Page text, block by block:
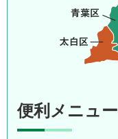
便利メニュー